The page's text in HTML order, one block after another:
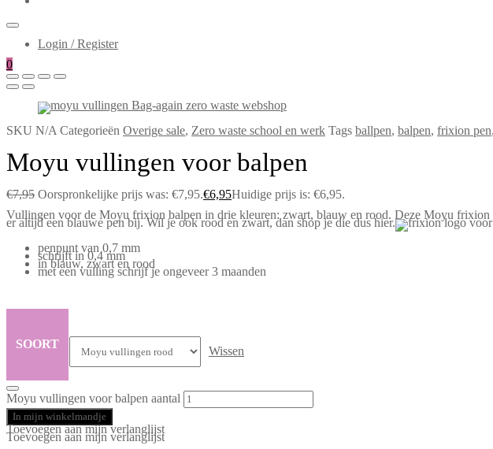
Login / Register
0
SKU N/A Categorieën Overige sale, Zero waste school en werk Tags ballpen, balpen, frixion pen,
Moyu vullingen voor balpen
€7,95 Oorspronkelijke prijs was: €7,95.€6,95Huidige prijs is: €6,95.
Vullingen voor de Moyu frixion balpen in drie kleuren: zwart, blauw en rood. Deze Moyu frixion
er altijd een blauwe pen bij. Wil je ook rood en zwart, dan shop je die dus hier.
penpunt van 0,7 mm
schrijft in 0,4 mm
in blauw, zwart en rood
met een vulling schrijf je ongeveer 3 maanden
SOORT
Wissen
Moyu vullingen voor balpen aantal
In mijn winkelmandje
Toevoegen aan mijn verlanglijst
Toevoegen aan mijn verlanglijst